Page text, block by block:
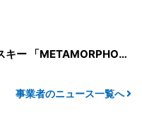
【変更】馬追蒸溜所の初蒸溜ウイスキー 「METAMORPHOSIS THE ORIGIN」の9月下旬​リリースのお知らせ
事業者のニュース一覧へ